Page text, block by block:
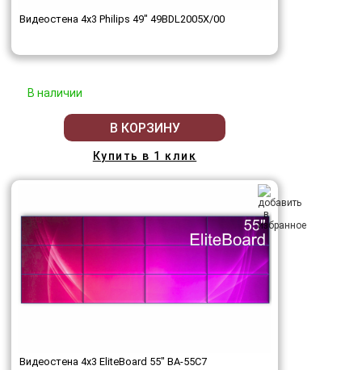
Видеостена 4x3 Philips 49" 49BDL2005X/00
В наличии
В КОРЗИНУ
Купить в 1 клик
Видеостена 4x3 EliteBoard 55" BA-55C7